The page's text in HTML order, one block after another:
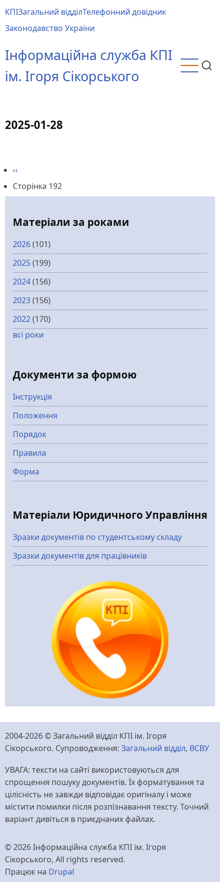
до
основного
КПІЗагальний відділТелефонний довідник
Законодавство України
Інформаційна служба КПІ
ім. Ігоря Сікорського
2025-01-28
на
Попередня
сторінка
‹‹
Сторінка 192
Матеріали за роками
2026(101)
2025(199)
2024(156)
2023(156)
2022(170)
всі роки
Документи за формою
Інструкція
Положення
Порядок
Правила
Форма
Матеріали Юридичного Управління
Зразки документів по студентському складу
Зразки документів для працівників
2004-2026 © Загальний відділ КПІ ім. Ігоря
Сікорського. Супроводження: Загальний відділ, ВСВУ
УВАГА: тексти на сайті використовуються для
спрощення пошуку документів. Їх форматування та
цілісність не завжди відповідає оригіналу і може
містити помилки після розпізнавання тексту. Точний
варіант дивіться в приєднаних файлах.
© 2026 Інформаційна служба КПІ ім. Ігоря
Сікорського, All rights reserved.
Працює на Drupal